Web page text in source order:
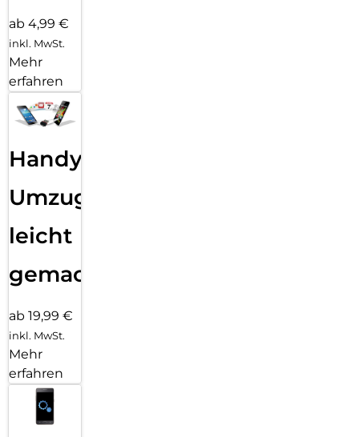
ab 4,99 €
inkl. MwSt.
Mehr
erfahren
Handy
Umzug
leicht
gemacht!
ab 19,99 €
inkl. MwSt.
Mehr
erfahren